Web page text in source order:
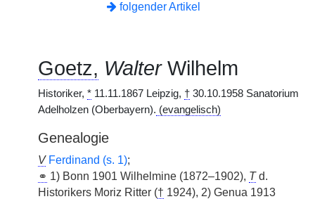
folgender Artikel
Goetz, WalterWilhelm
Historiker, * 11.11.1867 Leipzig, † 30.10.1958 Sanatorium
Adelholzen (Oberbayern). (evangelisch)
Genealogie
V Ferdinand (s. 1);
⚭ 1) Bonn 1901 Wilhelmine (1872–1902), Td.
Historikers Moriz Ritter († 1924), 2) Genua 1913